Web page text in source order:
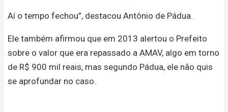
Aí o tempo fechou”, destacou Antônio de Pádua.
Ele também afirmou que em 2013 alertou o Prefeito
sobre o valor que era repassado a AMAV, algo em torno
de R$ 900 mil reais, mas segundo Pádua, ele não quis
se aprofundar no caso.